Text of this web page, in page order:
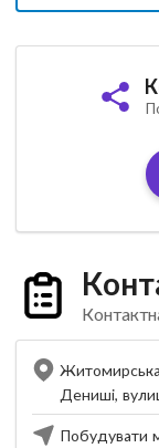
Дениші,
Побудувати